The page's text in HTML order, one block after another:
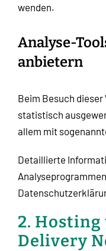
wenden.
Analyse-
anbietern
Beim Besuch
statistisch
allem mit
Detaillierte
2.
Delivery